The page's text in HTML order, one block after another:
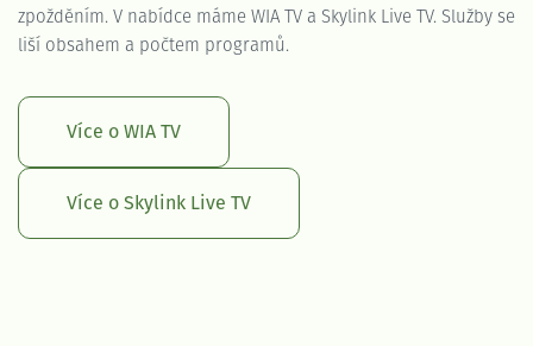
zpožděním. V nabídce máme WIA TV a Skylink Live TV. Služby se
liší obsahem a počtem programů.
Více o WIA TV
Více o Skylink Live TV